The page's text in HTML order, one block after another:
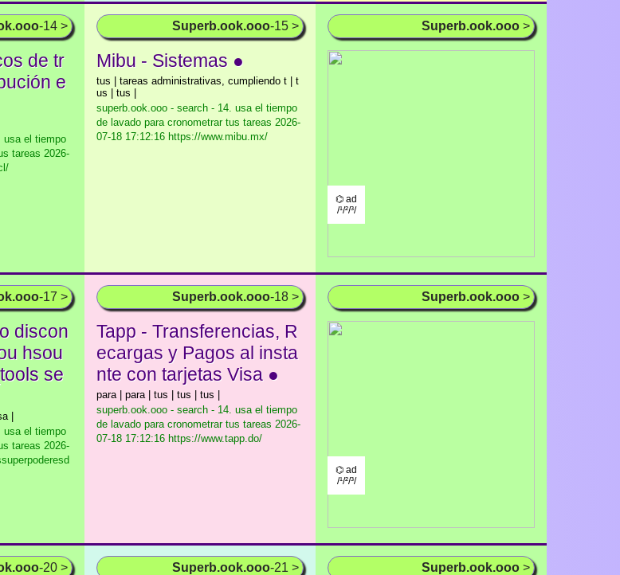
-14 >
de tr
e
usa el tiempo
tareas 2026-
Superb.ook.ooo-15 >
Mibu - Sistemas ●
tus | tareas administrativas, cumpliendo t | t
us | tus |
superb.ook.ooo - search - 14. usa el tiempo
de lavado para cronometrar tus tareas 2026-
07-18 17:12:16 https://www.mibu.mx/
Superb.ook.ooo >
⌬ ad
/¹/²/³/
-17 >
discon
hsou
se
|
usa el tiempo
tareas 2026-
Superb.ook.ooo-18 >
Tapp - Transferencias, R
ecargas y Pagos al insta
nte con tarjetas Visa ●
para | para | tus | tus | tus |
superb.ook.ooo - search - 14. usa el tiempo
de lavado para cronometrar tus tareas 2026-
07-18 17:12:16 https://www.tapp.do/
Superb.ook.ooo >
⌬ ad
/¹/²/³/
-20 > Superb.ook.ooo-21 > Superb.ook.ooo >